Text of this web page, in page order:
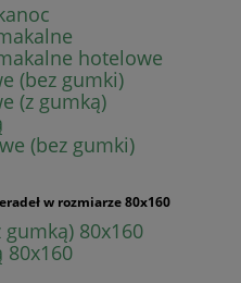
hotelowe
(bez gumki)
(z gumką)
(bez gumki)
w rozmiarze 80x160
gumką) 80x160
80x160